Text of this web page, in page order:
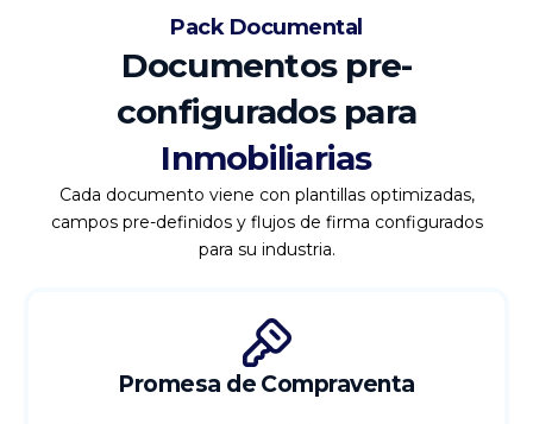
Pack Documental
Documentos pre-
configurados para
Inmobiliarias
Cada documento viene con plantillas optimizadas,
campos pre-definidos y flujos de firma configurados
para su industria.
Promesa de Compraventa